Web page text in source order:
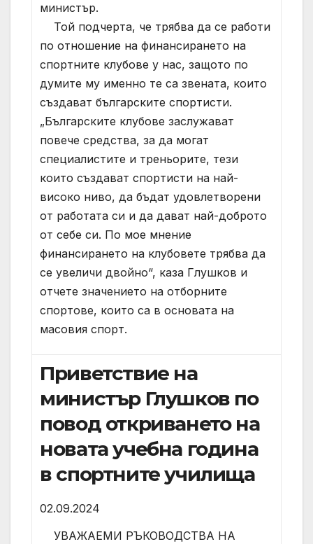
министър.
Той подчерта, че трябва да се работи
по отношение на финансирането на
спортните клубове у нас, защото по
думите му именно те са звената, които
създават българските спортисти.
„Българските клубове заслужават
повече средства, за да могат
специалистите и треньорите, тези
които създават спортисти на най-
високо ниво, да бъдат удовлетворени
от работата си и да дават най-доброто
от себе си. По мое мнение
финансирането на клубовете трябва да
се увеличи двойно“, каза Глушков и
отчете значението на отборните
спортове, които са в основата на
масовия спорт.
Приветствие на
министър Глушков по
повод откриването на
новата учебна година
в спортните училища
02.09.2024
УВАЖАЕМИ РЪКОВОДСТВА НА